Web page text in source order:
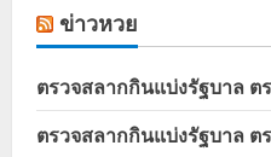
ข่าวหวย
ตรวจสลากกินแบ่งรัฐบาล ต
ตรวจสลากกินแบ่งรัฐบาล ต